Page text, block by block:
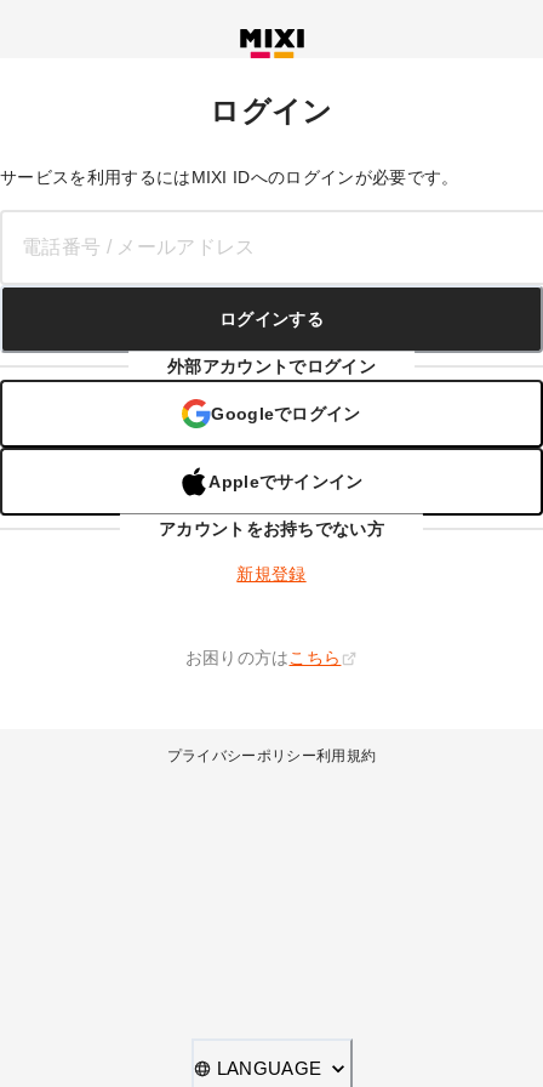
ログイン
サービスを利用するにはMIXI IDへのログインが必要です。
ログインする
外部アカウントでログイン
Googleでログイン
Appleでサインイン
アカウントをお持ちでない方
新規登録
お困りの方はこちら
プライバシーポリシー利用規約
LANGUAGE